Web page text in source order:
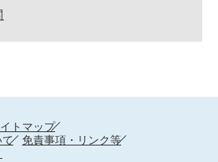
トマップ
て
免責事項・リンク等